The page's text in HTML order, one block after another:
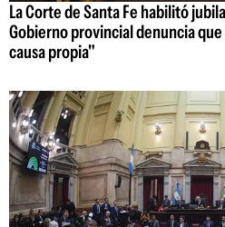
La Corte de Santa Fe habilitó
Gobierno provincial denuncia
causa propia"